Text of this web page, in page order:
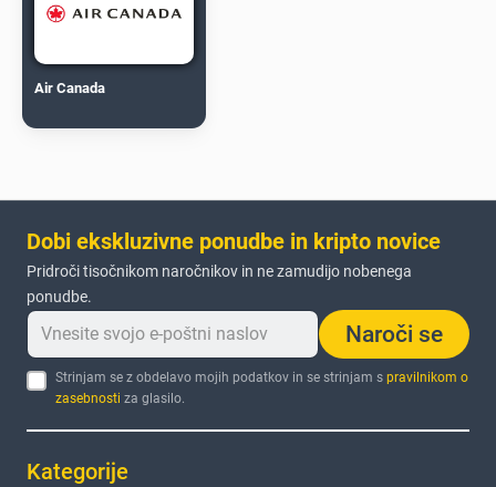
Air Canada
Dobi ekskluzivne ponudbe in kripto novice
Pridroči tisočnikom naročnikov in ne zamudijo nobenega
ponudbe.
Naroči se
Strinjam se z obdelavo mojih podatkov in se strinjam spravilnikom o
zasebnosti za glasilo.
Kategorije